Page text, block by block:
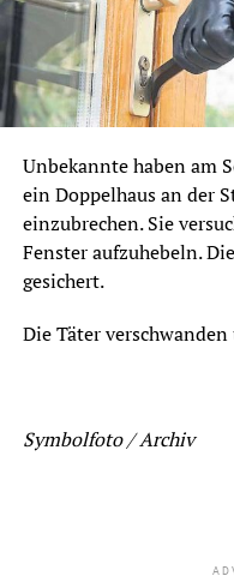
Unbekannte haben am
ein Doppelhaus an der
einzubrechen. Sie
Fenster aufzuhebeln.
gesichert.
Die Täter
Symbolfoto / Archiv